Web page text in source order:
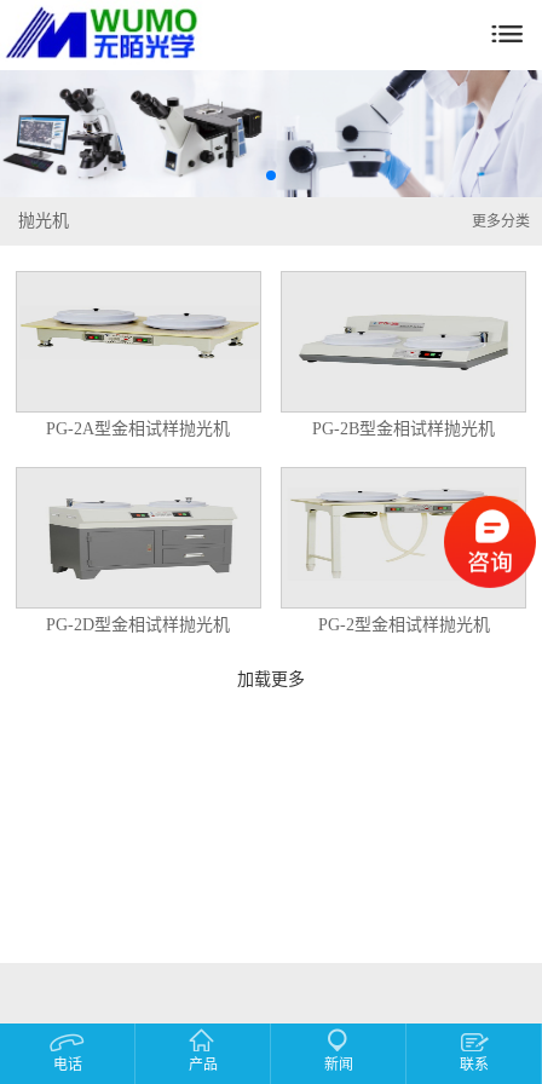

更多分类
抛光机
PG-2A型金相试样抛光机 PG-2B型金相试样抛光机
PG-2D型金相试样抛光机 PG-2型金相试样抛光机
加载更多
电话 产品 新闻 联系